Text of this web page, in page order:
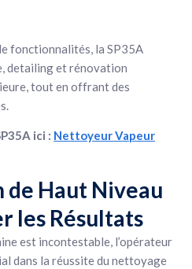
fonctionnalités, la SP35A
detailing et rénovation
tout en offrant des
ici : Nettoyeur Vapeur
de Haut Niveau
les Résultats
est incontestable, l’opérateur
dans la réussite du nettoyage